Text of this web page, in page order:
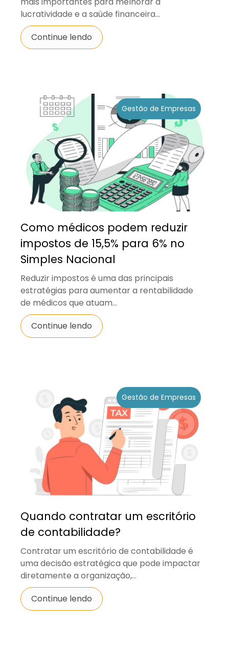
lucratividade e a saúde financeira...
Continue lendo
Gestão de Empresas
Como médicos podem reduzir
impostos de 15,5% para 6% no
Simples Nacional
Reduzir impostos é uma das principais
estratégias para aumentar a rentabilidade
de médicos que atuam...
Continue lendo
Gestão de Empresas
Quando contratar um escritório
de contabilidade?
Contratar um escritório de contabilidade é
uma decisão estratégica que pode impactar
diretamente a organização,...
Continue lendo